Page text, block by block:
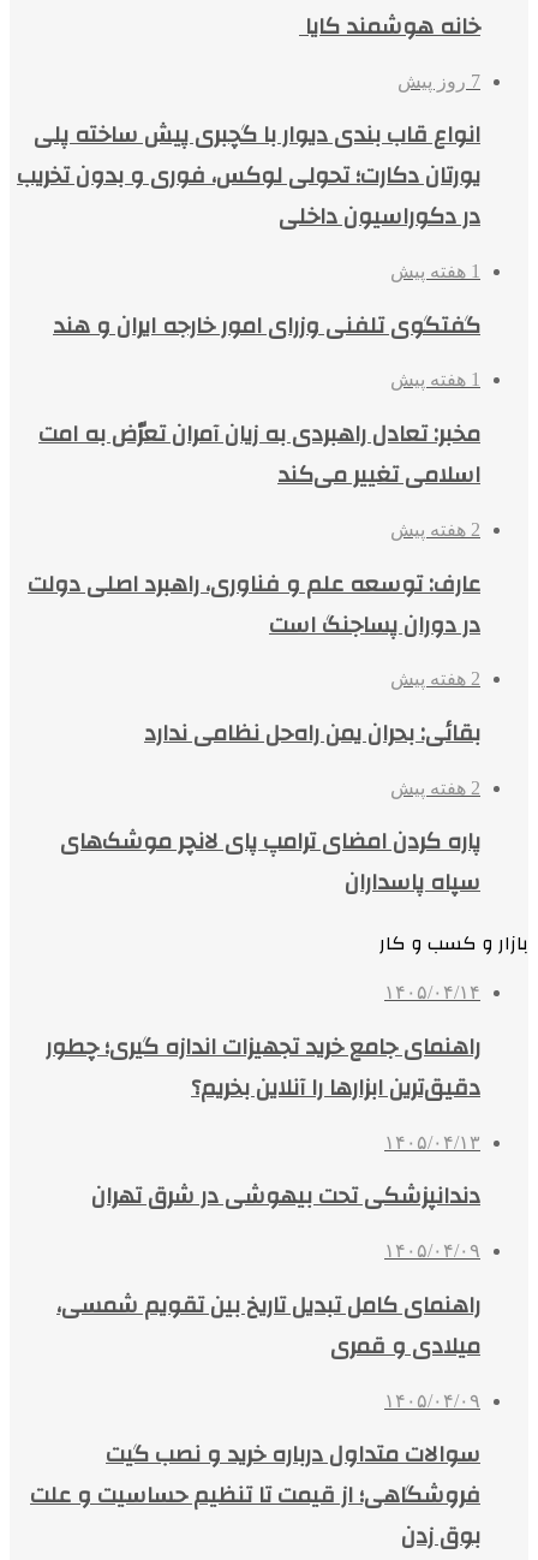
خانه هوشمند کایا
7 روز پیش
انواع قاب بندی دیوار با گچبری پیش ساخته پلی
یورتان دکارت؛ تحولی لوکس، فوری و بدون تخریب
در دکوراسیون داخلی
1 هفته پیش
گفتگوی تلفنی وزرای امور خارجه ایران و هند
1 هفته پیش
مخبر: تعادل راهبردی به زیان آمران تعرّض به امت
اسلامی تغییر می‌کند
2 هفته پیش
عارف: توسعه علم و فناوری، راهبرد اصلی دولت
در دوران پساجنگ است
2 هفته پیش
بقائی: بحران یمن راه‌حل نظامی ندارد
2 هفته پیش
پاره کردن امضای ترامپ پای لانچر موشک‌های
سپاه پاسداران
بازار و کسب و کار
۱۴۰۵/۰۴/۱۴
راهنمای جامع خرید تجهیزات اندازه گیری؛ چطور
دقیق‌ترین ابزارها را آنلاین بخریم؟
۱۴۰۵/۰۴/۱۳
دندانپزشکی تحت بیهوشی در شرق تهران
۱۴۰۵/۰۴/۰۹
راهنمای کامل تبدیل تاریخ بین تقویم شمسی،
میلادی و قمری
۱۴۰۵/۰۴/۰۹
سوالات متداول درباره خرید و نصب گیت
فروشگاهی؛ از قیمت تا تنظیم حساسیت و علت
بوق زدن